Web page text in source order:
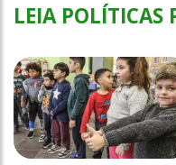
LEIA POLÍTICAS